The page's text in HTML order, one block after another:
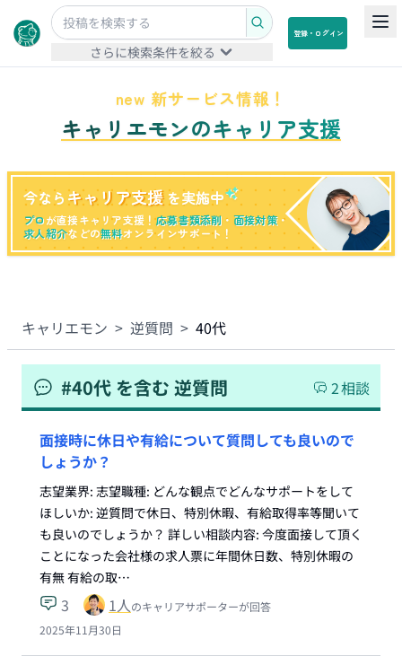
さらに検索条件を絞る
登録・ログイン
new 新サービス情報！
キャリエモンのキャリア支援
今なら キャリア支援 を実施中
プロが直接キャリア支援！応募書類添削 ・ 面接対策・
求人紹介などの無料オンラインサポート！
キャリエモン > 逆質問 > 40代
#40代 を含む 逆質問 2相談
面接時に休日や有給について質問しても良いので
しょうか？
志望業界: 志望職種: どんな観点でどんなサポートをして
ほしいか: 逆質問で休日、特別休暇、有給取得率等聞いて
も良いのでしょうか？ 詳しい相談内容: 今度面接して頂く
ことになった会社様の求人票に年間休日数、特別休暇の
有無 有給の取…
3 1人のキャリアサポーターが回答
2025年11月30日